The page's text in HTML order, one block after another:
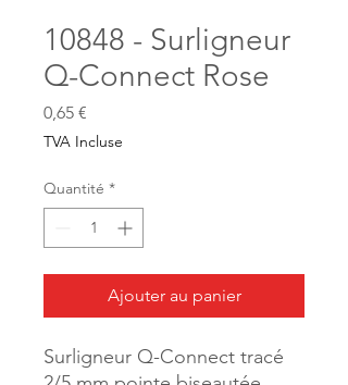
10848 - Surligneur
Q-Connect Rose
0,65 €
TVA Incluse
Quantité *
Ajouter au panier
Surligneur Q-Connect tracé